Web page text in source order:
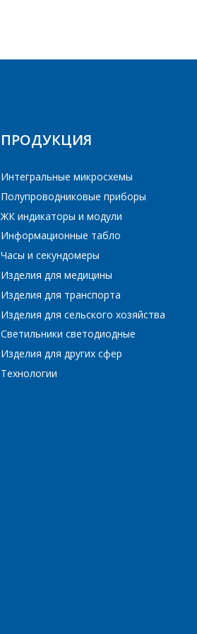
ПРОДУКЦИЯ
Интегральные микросхемы
Полупроводниковые приборы
ЖК индикаторы и модули
Информационные табло
Часы и секундомеры
Изделия для медицины
Изделия для транспорта
Изделия для сельского хозяйства
Светильники светодиодные
Изделия для других сфер
Технологии
*- обязательные поля
*- обязательные поля
ОТПРАВИТЬ